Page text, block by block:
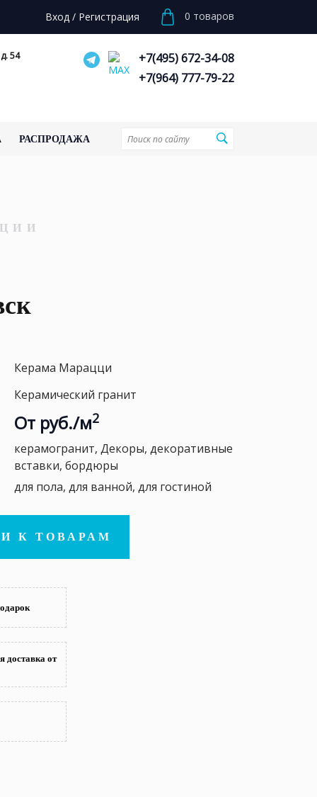
Вход / Регистрация 0 товаров
54
+7(495) 672-34-08
+7(964) 777-79-22
РАСПРОДАЖА
Керама Марацци
Керамический гранит
От руб./м2
керамогранит, Декоры, декоративные
вставки, бордюры
для пола, для ванной, для гостиной
К ТОВАРАМ
доставка от